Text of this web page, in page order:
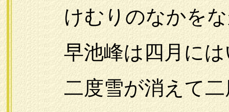
けむりのなかをな
早池峰は四月には
二度雪が消えて二